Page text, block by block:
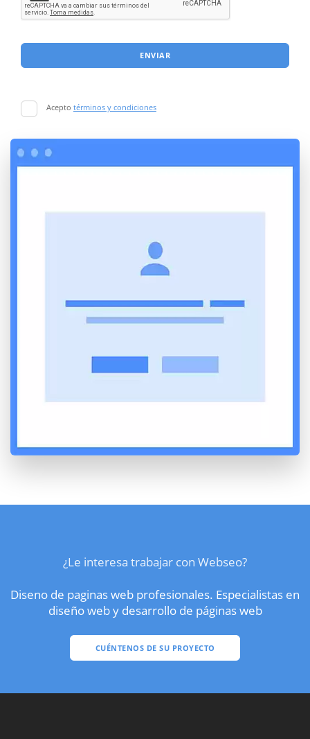
ENVIAR
Acepto términos y condiciones
¿Le interesa trabajar con Webseo?
Diseno de paginas web profesionales. Especialistas en
diseño web y desarrollo de páginas web
CUÉNTENOS DE SU PROYECTO